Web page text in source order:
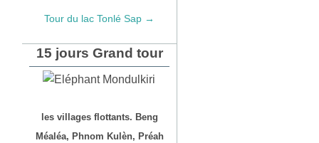
Tour du lac Tonlé Sap →
15 jours Grand tour
les villages flottants. Beng
Méaléa, Phnom Kulèn, Préah